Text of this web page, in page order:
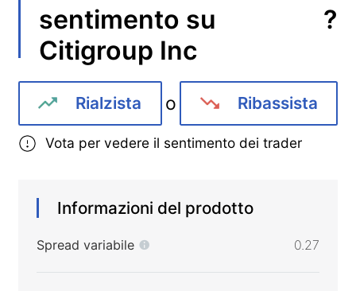
sentimento su
Citigroup Inc
?
Rialzista o Ribassista
Vota per vedere il sentimento dei trader
Informazioni del prodotto
Spread variabile 0.27